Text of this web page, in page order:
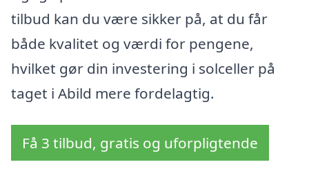
tilbud kan du være sikker på, at du får
både kvalitet og værdi for pengene,
hvilket gør din investering i solceller på
taget i Abild mere fordelagtig.
Få 3 tilbud, gratis og uforpligtende